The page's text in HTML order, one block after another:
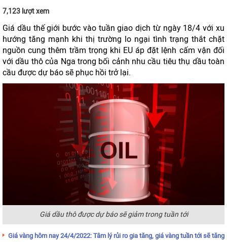
7,123 lượt xem
Giá dầu thế giới bước vào tuần giao dịch từ ngày 18/4 với xu
hướng tăng mạnh khi thị trường lo ngại tình trạng thắt chặt
nguồn cung thêm trầm trọng khi EU áp đặt lệnh cấm vận đối
với dầu thô của Nga trong bối cảnh nhu cầu tiêu thụ dầu toàn
cầu được dự báo sẽ phục hồi trở lại.
Giá dầu thô được dự báo sẽ giảm trong tuần tới
Giá vàng hôm nay 24/4/2022: Tâm lý rủi ro gia tăng, giá vàng tuần tới sẽ tăng